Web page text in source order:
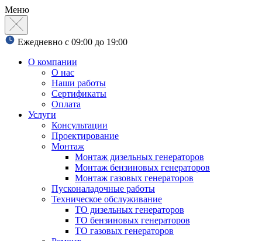
Меню
Ежедневно с 09:00 до 19:00
О компании
О нас
Наши работы
Сертификаты
Оплата
Услуги
Консультации
Проектирование
Монтаж
Монтаж дизельных генераторов
Монтаж бензиновых генераторов
Монтаж газовых генераторов
Пусконаладочные работы
Техническое обслуживание
ТО дизельных генераторов
ТО бензиновых генераторов
ТО газовых генераторов